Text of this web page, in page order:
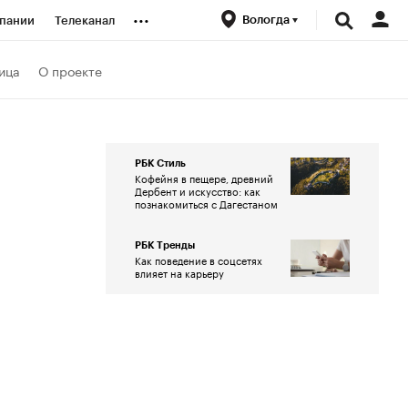
Телеканал ... Вологда
О проекте
РБК Стиль
Кофейня в пещере, древний
Дербент и искусство: как
познакомиться с Дагестаном
РБК Тренды
Как поведение в соцсетях
влияет на карьеру